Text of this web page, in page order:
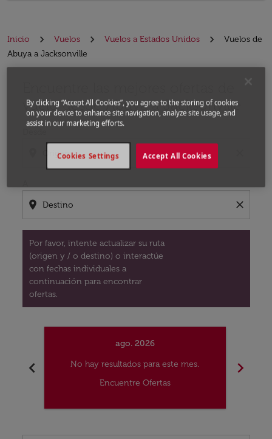
Inicio Vuelos Vuelos a Estados Unidos
Vuelos de
Abuya a Jacksonville
vuelo desde Abuya a Jacksonville
location_on close
Por favor, intente actualizar su ruta
(origen y / o destino) o interactúe
con fechas individuales a
continuación para encontrar
ofertas.
chevron_left
ago. 2026
No hay resultados para este mes.
Encuentre Ofertas
chevron_right
By clicking “Accept All Cookies”, you agree to the storing of cookies
on your device to enhance site navigation, analyze site usage, and
assist in our marketing efforts.
Accept All Cookies
Cookies Settings